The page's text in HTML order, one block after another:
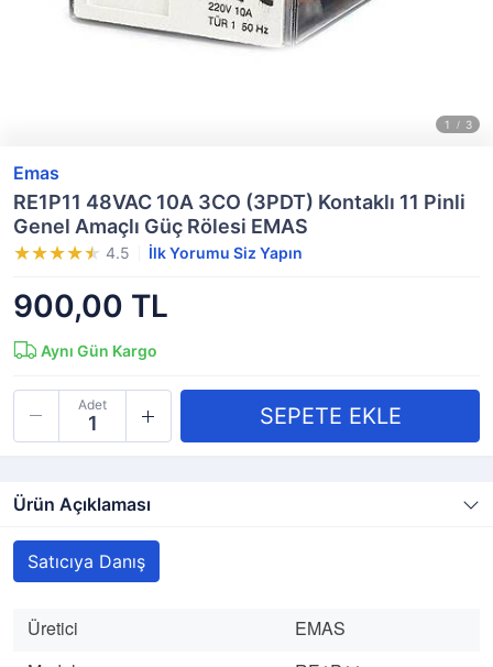
Emas
RE1P11 48VAC 10A 3CO (3PDT) Kontaklı 11 Pinli
Genel Amaçlı Güç Rölesi EMAS
4.5 İlk Yorumu Siz Yapın
900,00 TL
Aynı Gün Kargo
Adet
Ürün Açıklaması
Satıcıya Danış
Üretici
EMAS